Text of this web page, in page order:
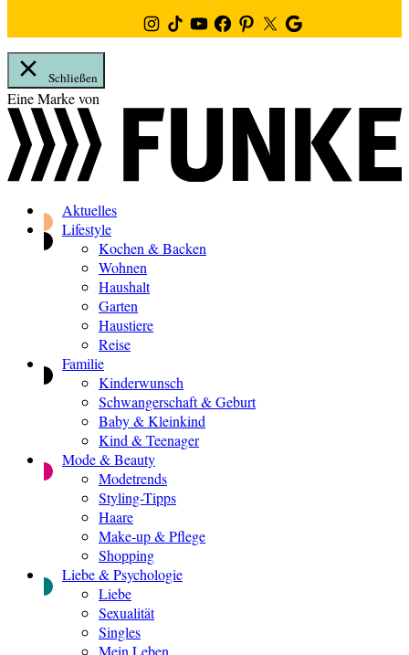
Instagram
TikTokYoutubeFacebook
PinterestTwitterGoogle
News
Schließen
Zum
Inhalt
springen
Eine Marke von
Aktuelles
Lifestyle
Kochen & Backen
Wohnen
Haushalt
Garten
Haustiere
Reise
Familie
Kinderwunsch
Schwangerschaft & Geburt
Baby & Kleinkind
Kind & Teenager
Mode & Beauty
Modetrends
Styling-Tipps
Haare
Make-up & Pflege
Shopping
Liebe & Psychologie
Liebe
Sexualität
Singles
Mein Leben